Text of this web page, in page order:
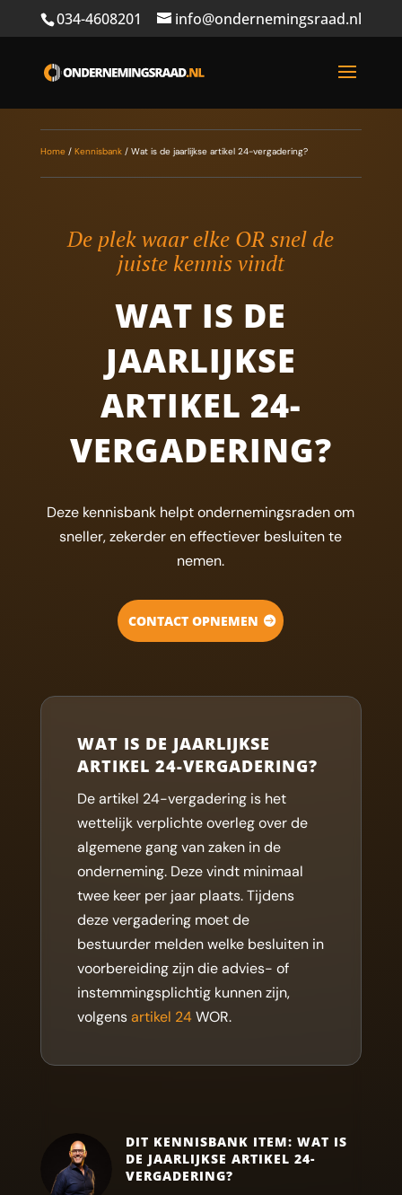
034-4608201 info@ondernemingsraad.nl
Home/ Kennisbank/ Wat is de jaarlijkse artikel 24-vergadering?
De plek waar elke OR snel de
juiste kennis vindt
WAT IS DE
JAARLIJKSE
ARTIKEL 24-
VERGADERING?
Deze kennisbank helpt ondernemingsraden om
sneller, zekerder en effectiever besluiten te
nemen.
CONTACT OPNEMEN
WAT IS DE JAARLIJKSE
ARTIKEL 24-VERGADERING?
De artikel 24-vergadering is het
wettelijk verplichte overleg over de
algemene gang van zaken in de
onderneming. Deze vindt minimaal
twee keer per jaar plaats. Tijdens
deze vergadering moet de
bestuurder melden welke besluiten in
voorbereiding zijn die advies- of
instemmingsplichtig kunnen zijn,
volgensartikel 24WOR.
DIT KENNISBANK ITEM: WAT IS
DE JAARLIJKSE ARTIKEL 24-
VERGADERING?